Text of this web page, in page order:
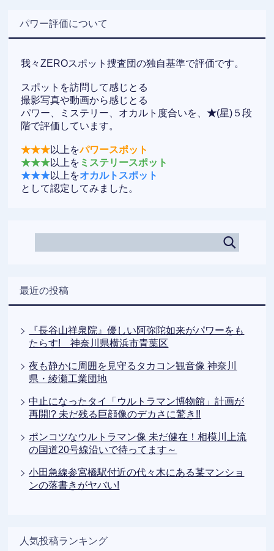
パワー評価について
我々ZEROスポット捜査団の独自基準で評価です。
スポットを訪問して感じとる
撮影写真や動画から感じとる
パワー、ミステリー、オカルト度合いを、★(星)５段
階で評価しています。
★★★以上をパワースポット
★★★以上を ミステリースポット
★★★以上をオカルトスポット
として認定してみました。
最近の投稿
『長谷山祥泉院』優しい阿弥陀如来がパワーをも
たらす! 神奈川県横浜市青葉区
夜も静かに周囲を見守るタカコン観音像 神奈川
県・綾瀬工業団地
中止になったタイ「ウルトラマン博物館」計画が
再開!? 未だ残る巨顔像のデカさに驚き!!
ポンコツなウルトラマン像 未だ健在！相模川上流
の国道20号線沿いで待ってます～
小田急線参宮橋駅付近の代々木にある某マンショ
ンの落書きがヤバい!
人気投稿ランキング